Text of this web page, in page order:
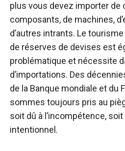
plus vous devez importer de
composants, de machines,
d’autres intrants. Le
de réserves de devises est
problématique et nécessite
d’importations. Des
de la Banque mondiale et du
sommes toujours pris au
soit dû à l’incompétence,
intentionnel.